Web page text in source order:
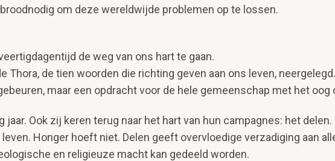
om deze wereldwijde problemen op te lossen.
de weg van ons hart te gaan.
Thora, de tien woorden die richting geven aan ons leven, neergelegd.
maar een opdracht voor de hele gemeenschap met het
Ook zij keren terug naar het hart van hun campagnes: het delen.
Honger hoeft niet. Delen geeft overvloedige verzadiging aan
en religieuze macht kan gedeeld worden.